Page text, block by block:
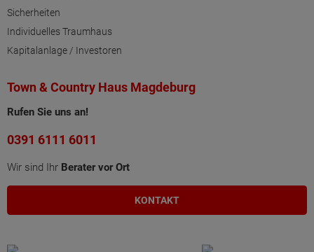
Sicherheiten
Individuelles Traumhaus
Kapitalanlage / Investoren
Town & Country Haus Magdeburg
Rufen Sie uns an!
0391 6111 6011
Wir sind Ihr Berater vor Ort
KONTAKT